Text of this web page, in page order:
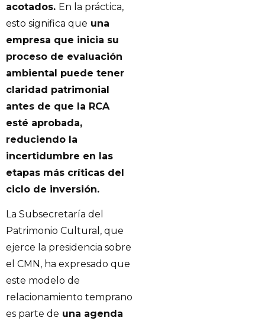
acotados. En la práctica,
esto significa que una
empresa que inicia su
proceso de evaluación
ambiental puede tener
claridad patrimonial
antes de que la RCA
esté aprobada,
reduciendo la
incertidumbre en las
etapas más críticas del
ciclo de inversión.
La Subsecretaría del
Patrimonio Cultural, que
ejerce la presidencia sobre
el CMN, ha expresado que
este modelo de
relacionamiento temprano
es parte de una agenda